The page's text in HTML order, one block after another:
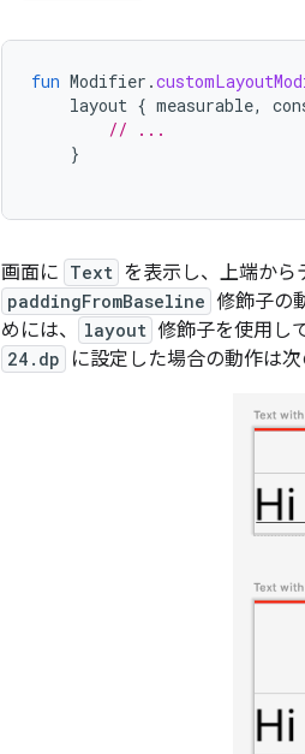
fun Modifier .
layout { measurable,
// ...
}
画面に Text を表示し、上端から
paddingFromBaseline 修飾子の
めには、
layout 修飾子を使用し
24.dp に設定した場合の動作は次